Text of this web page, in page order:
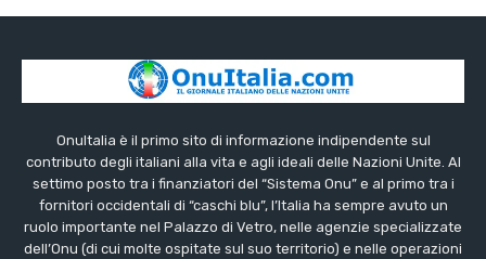
OnuItalia è il primo sito di informazione indipendente sul
contributo degli italiani alla vita e agli ideali delle Nazioni Unite. Al
settimo posto tra i finanziatori del “Sistema Onu” e al primo tra i
fornitori occidentali di “caschi blu”, l’Italia ha sempre avuto un
ruolo importante nel Palazzo di Vetro, nelle agenzie specializzate
dell’Onu (di cui molte ospitate sul suo territorio) e nelle operazioni